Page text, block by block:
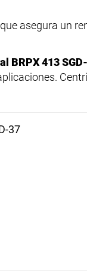
que asegura un
BRPX 413
37